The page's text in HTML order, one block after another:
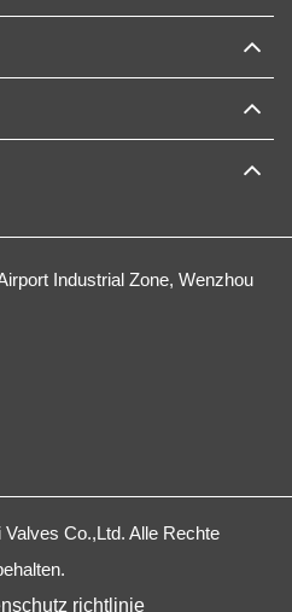
Industrial Zone, Wenzhou
Valves Co.,Ltd. Alle Rechte
richtlinie